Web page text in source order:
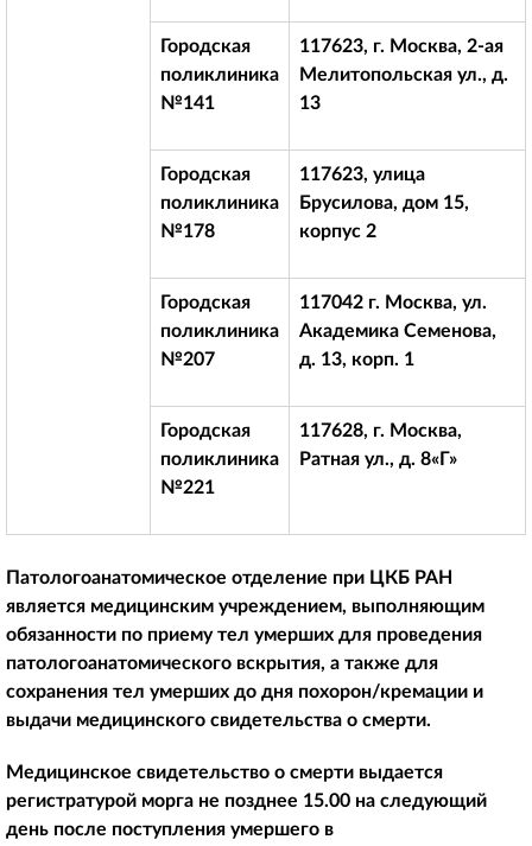
Городская
поликлиника
№141
117623, г. Москва, 2-ая
Мелитопольская ул., д.
13
Городская
поликлиника
№178
117623, улица
Брусилова, дом 15,
корпус 2
Городская
поликлиника
№207
117042 г. Москва, ул.
Академика Семенова,
д. 13, корп. 1
Городская
поликлиника
№221
117628, г. Москва,
Ратная ул., д. 8«Г»
Патологоанатомическое отделение при ЦКБ РАН
является медицинским учреждением, выполняющим
обязанности по приему тел умерших для проведения
патологоанатомического вскрытия, а также для
сохранения тел умерших до дня похорон/кремации и
выдачи медицинского свидетельства о смерти.
Медицинское свидетельство о смерти выдается
регистратурой морга не позднее 15.00 на следующий
день после поступления умершего в